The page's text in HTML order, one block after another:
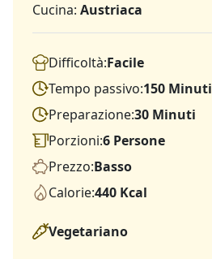
Cucina: Austriaca
Difficoltà:Facile
Tempo passivo:150 Minuti
Preparazione:30 Minuti
Porzioni:6 Persone
Prezzo:Basso
Calorie:440 Kcal
Vegetariano